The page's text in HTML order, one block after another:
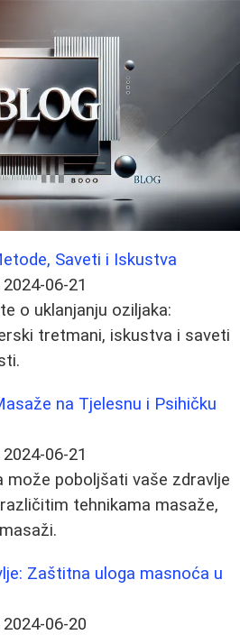
Saveti i Iskustva
2024-06-21
o uklanjanju oziljaka:
tretmani, iskustva i saveti
na Tjelesnu i Psihičku
2024-06-21
može poboljšati vaše zdravlje
tehnikama masaže,
Zaštitna uloga masnoća u
2024-06-20